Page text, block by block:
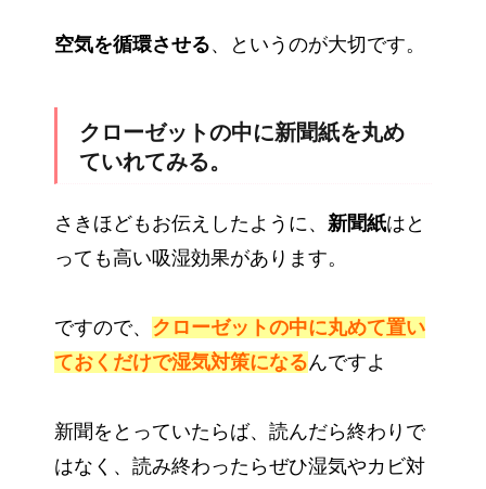
空気を循環させる、というのが大切です。
クローゼットの中に新聞紙を丸め
ていれてみる。
さきほどもお伝えしたように、 新聞紙はと
っても高い吸湿効果があります。
ですので、 クローゼットの中に丸めて置い
ておくだけで湿気対策になるんですよ
新聞をとっていたらば、読んだら終わりで
はなく、読み終わったらぜひ湿気やカビ対